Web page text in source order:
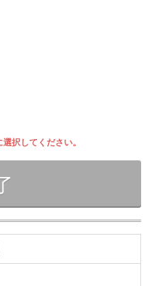
択してください。